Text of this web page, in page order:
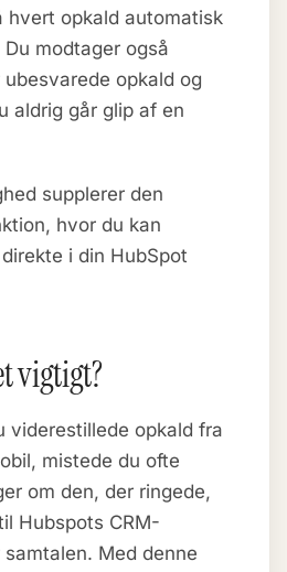
hvert opkald automatisk
modtager også
opkald og
aldrig går glip af en
supplerer den
hvor du kan
i din HubSpot
vigtigt?
viderestillede opkald fra
mistede du ofte
om den, der ringede,
Hubspots CRM-
Med denne